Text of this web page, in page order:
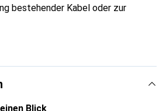
bestehender Kabel oder zur
PVC Kaltgerätestecker
gewährleisten. Es ist für eine
bis zu 250 V und einen
A ausgelegt, was es zu einer
in Büros und
Blick